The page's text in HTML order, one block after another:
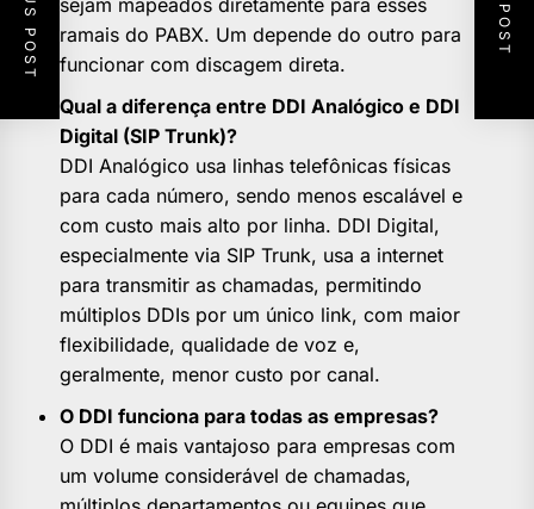
sejam mapeados diretamente para esses
ramais do PABX. Um depende do outro para
funcionar com discagem direta.
Qual a diferença entre DDI Analógico e DDI
Digital (SIP Trunk)?
DDI Analógico usa linhas telefônicas físicas
para cada número, sendo menos escalável e
com custo mais alto por linha. DDI Digital,
especialmente via SIP Trunk, usa a internet
para transmitir as chamadas, permitindo
múltiplos DDIs por um único link, com maior
flexibilidade, qualidade de voz e,
geralmente, menor custo por canal.
O DDI funciona para todas as empresas?
O DDI é mais vantajoso para empresas com
um volume considerável de chamadas,